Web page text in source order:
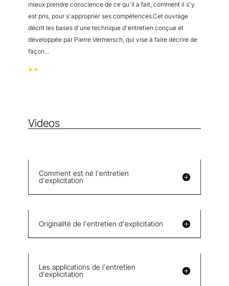
mieux prendre conscience de ce qu'il a fait, comment il s'y
est pris, pour s'approprier ses compétences.Cet ouvrage
décrit les bases d'une technique d'entretien conçue et
développée par Pierre Vermersch, qui vise à faire décrire de
façon...
➤➤
Videos
Comment est né l'entretien
d'explicitation
Originalité de l'entretien d'explicitation
Les applications de l'entretien
d'explicitation